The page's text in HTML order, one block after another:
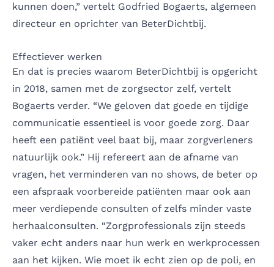
kunnen doen,” vertelt Godfried Bogaerts, algemeen
directeur en oprichter van BeterDichtbij.
Effectiever werken
En dat is precies waarom BeterDichtbij is opgericht
in 2018, samen met de zorgsector zelf, vertelt
Bogaerts verder. “We geloven dat goede en tijdige
communicatie essentieel is voor goede zorg. Daar
heeft een patiënt veel baat bij, maar zorgverleners
natuurlijk ook.” Hij refereert aan de afname van
vragen, het verminderen van no shows, de beter op
een afspraak voorbereide patiënten maar ook aan
meer verdiepende consulten of zelfs minder vaste
herhaalconsulten. “Zorgprofessionals zijn steeds
vaker echt anders naar hun werk en werkprocessen
aan het kijken. Wie moet ik echt zien op de poli, en